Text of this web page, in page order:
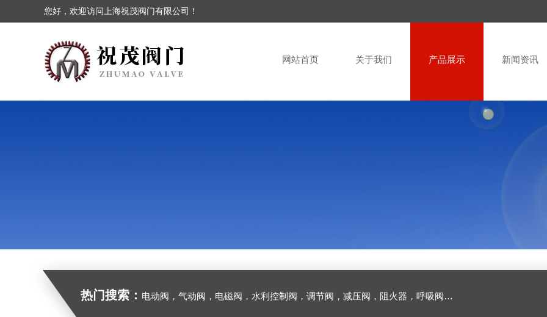
您好，欢迎访问上海祝茂阀门有限公司！
网站首页 关于我们 产品展示 新闻资讯
热门搜索： 电动阀，气动阀，电磁阀，水利控制阀，调节阀，减压阀，阻火器，呼吸阀，排气阀